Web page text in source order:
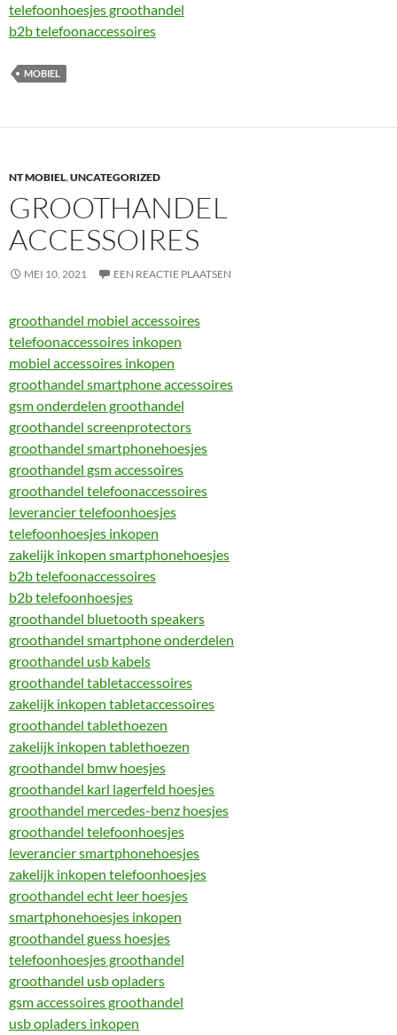
telefoonhoesjes groothandel
b2b telefoonaccessoires
MOBIEL
NT MOBIEL,UNCATEGORIZED
GROOTHANDEL
ACCESSOIRES
MEI 10, 2021 EEN REACTIE PLAATSEN
groothandel mobiel accessoires
telefoonaccessoires inkopen
mobiel accessoires inkopen
groothandel smartphone accessoires
gsm onderdelen groothandel
groothandel screenprotectors
groothandel smartphonehoesjes
groothandel gsm accessoires
groothandel telefoonaccessoires
leverancier telefoonhoesjes
telefoonhoesjes inkopen
zakelijk inkopen smartphonehoesjes
b2b telefoonaccessoires
b2b telefoonhoesjes
groothandel bluetooth speakers
groothandel smartphone onderdelen
groothandel usb kabels
groothandel tabletaccessoires
zakelijk inkopen tabletaccessoires
groothandel tablethoezen
zakelijk inkopen tablethoezen
groothandel bmw hoesjes
groothandel karl lagerfeld hoesjes
groothandel mercedes-benz hoesjes
groothandel telefoonhoesjes
leverancier smartphonehoesjes
zakelijk inkopen telefoonhoesjes
groothandel echt leer hoesjes
smartphonehoesjes inkopen
groothandel guess hoesjes
telefoonhoesjes groothandel
groothandel usb opladers
gsm accessoires groothandel
usb opladers inkopen